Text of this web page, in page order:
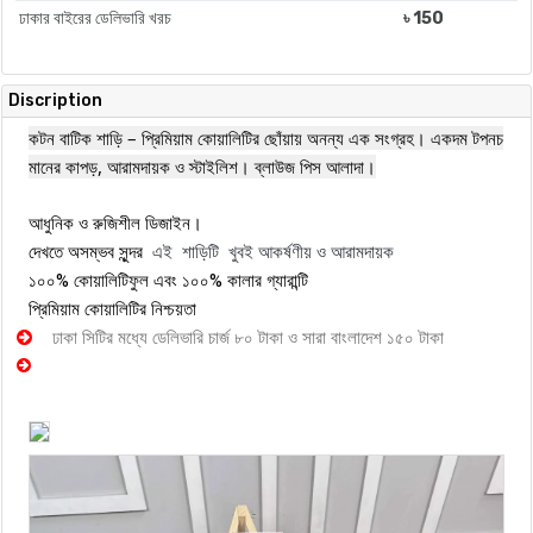
ঢাকার বাইরের ডেলিভারি খরচ
৳ 150
Discription
কটন বাটিক শাড়ি – প্রিমিয়াম কোয়ালিটির ছোঁয়ায় অনন্য এক সংগ্রহ। একদম টপনচ
মানের কাপড়, আরামদায়ক ও স্টাইলিশ। ব্লাউজ পিস আলাদা।
আধুনিক ও রুজিশীল ডিজাইন।
দেখতে অসম্ভব সুন্দর এই শাড়িটি খুবই আকর্ষণীয় ও আরামদায়ক
১০০% কোয়ালিটিফুল এবং ১০০% কালার গ্যারান্টি
প্রিমিয়াম কোয়ালিটির নিশ্চয়তা
ঢাকা সিটির মধ্যে ডেলিভারি চার্জ ৮০ টাকা ও সারা বাংলাদেশ ১৫০ টাকা